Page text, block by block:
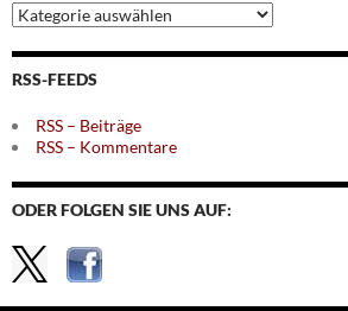
Archiv
nach
Themen
RSS-FEEDS
RSS – Beiträge
RSS – Kommentare
ODER FOLGEN SIE UNS AUF: